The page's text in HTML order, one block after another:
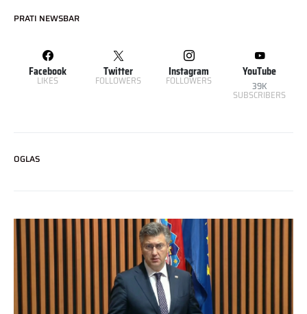
PRATI NEWSBAR
Facebook
LIKES
Twitter
FOLLOWERS
Instagram
FOLLOWERS
YouTube
39K
SUBSCRIBERS
OGLAS